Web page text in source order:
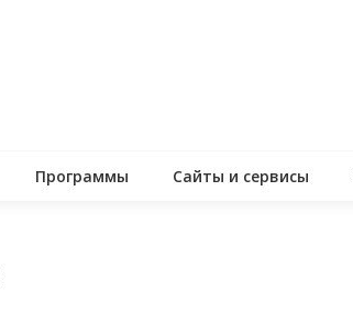
Программы Сайты и сервисы